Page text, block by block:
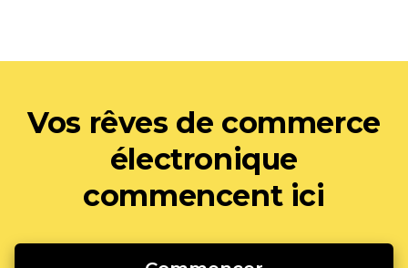
Vos rêves de commerce
électronique
commencent ici